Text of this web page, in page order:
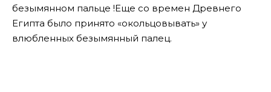
безымянном пальце !Еще со времен Древнего
Египта было принято «окольцовывать» у
влюбленных безымянный палец.